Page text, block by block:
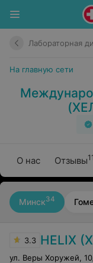
Лабораторная
На главную сети
О нас Отзывы
Минск34
3.3 HELIX
ул. Веры Хоружей